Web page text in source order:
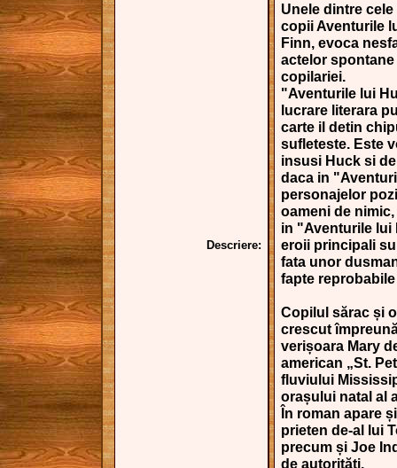
Descriere:
Unele dintre
copii Aventurile
Finn, evoca
actelor
copilariei.
"Aventurile lui
lucrare literara
carte il detin
sufleteste. Este
insusi Huck si
daca in
personajelor
oameni de
in "Aventurile
eroii principali
fata unor
fapte
Copilul sărac și
crescut
verișoara Mary
american „St.
fluviului
orașului natal al
În roman apare
prieten de-al lui
precum și Joe
de autorități.